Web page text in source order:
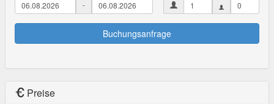
-
Buchungsanfrage
Preise